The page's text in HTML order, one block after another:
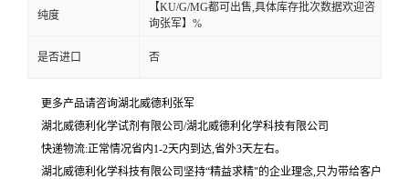
纯度
【KU/G/MG都可出售,具体库存批次数据欢迎咨
询张军】%
是否进口 否
更多产品请咨询湖北威德利张军
湖北威德利化学试剂有限公司/湖北威德利化学科技有限公司
快递物流:正常情况省内1-2天内到达,省外3天左右。
湖北威德利化学科技有限公司坚持“精益求精"的企业理念,只为带给客户